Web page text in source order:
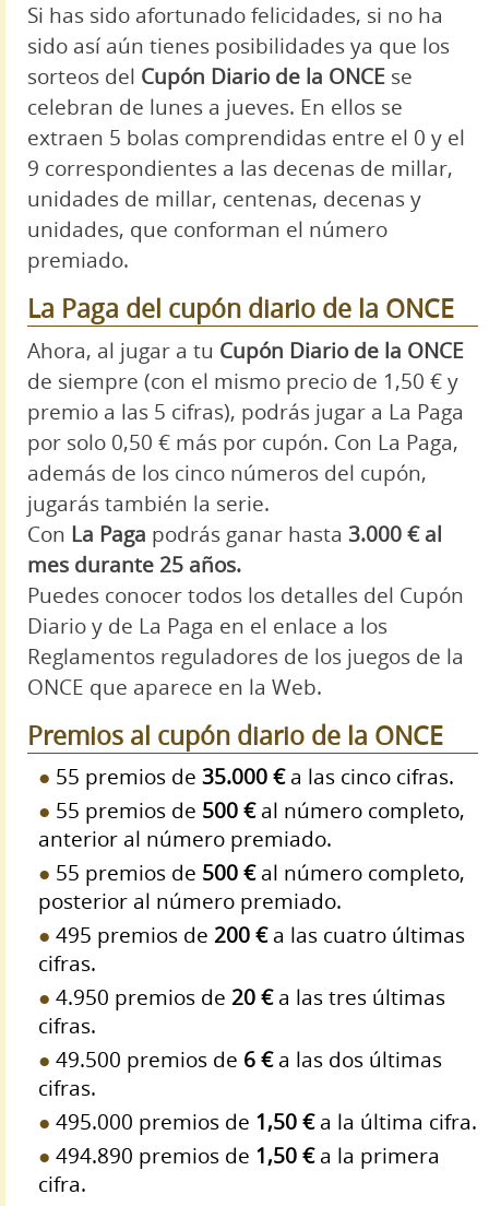
Si has sido afortunado felicidades, si no ha
sido así aún tienes posibilidades ya que los
sorteos del Cupón Diario de la ONCE se
celebran de lunes a jueves. En ellos se
extraen 5 bolas comprendidas entre el 0 y el
9 correspondientes a las decenas de millar,
unidades de millar, centenas, decenas y
unidades, que conforman el número
premiado.
La Paga del cupón diario de la ONCE
Ahora, al jugar a tu Cupón Diario de la ONCE
de siempre (con el mismo precio de 1,50 € y
premio a las 5 cifras), podrás jugar a La Paga
por solo 0,50 € más por cupón. Con La Paga,
además de los cinco números del cupón,
jugarás también la serie.
Con La Paga podrás ganar hasta 3.000 € al
mes durante 25 años.
Puedes conocer todos los detalles del Cupón
Diario y de La Paga en el enlace a los
Reglamentos reguladores de los juegos de la
ONCE que aparece en la Web.
Premios al cupón diario de la ONCE
55 premios de 35.000 €a las cinco cifras.
55 premios de 500 €al número completo,
anterior al número premiado.
55 premios de 500 €al número completo,
posterior al número premiado.
495 premios de 200 €a las cuatro últimas
cifras.
4.950 premios de 20 €a las tres últimas
cifras.
49.500 premios de 6 €a las dos últimas
cifras.
495.000 premios de 1,50 €a la última cifra.
494.890 premios de 1,50 €a la primera
cifra.